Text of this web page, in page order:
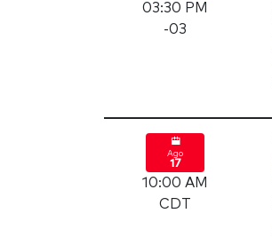
03:30 PM
-03
Ago
17
10:00 AM
CDT